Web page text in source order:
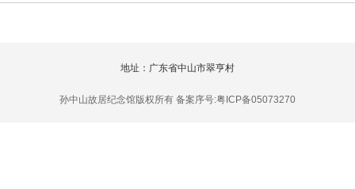
地址：广东省中山市翠亨村
孙中山故居纪念馆版权所有 备案序号:粤ICP备05073270